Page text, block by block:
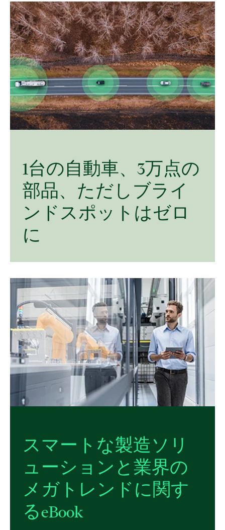
1台の自動車、 3万点の
部品、 ただし ブライ
ンド スポット はゼロ
に
スマート な製造ソリ
ューション と 業界の
メガ トレンド に関す
るeBook